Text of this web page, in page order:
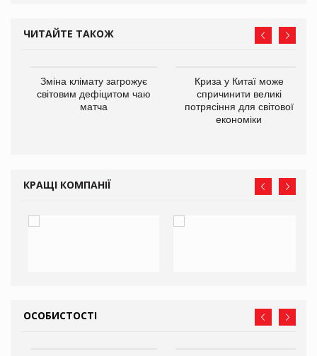
ЧИТАЙТЕ ТАКОЖ
Зміна клімату загрожує
світовим дефіцитом чаю
матча
Криза у Китаї може
спричинити великі
потрясіння для світової
економіки
КРАЩІ КОМПАНІЇ
ОСОБИСТОСТІ